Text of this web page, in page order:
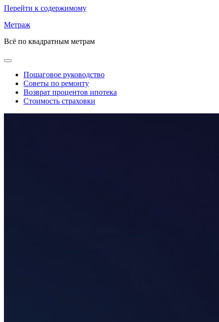
Перейти к содержимому
Метраж
Всё по квадратным метрам
Пошаговое руководство
Советы по ремонту
Возврат процентов ипотека
Стоимость страховки